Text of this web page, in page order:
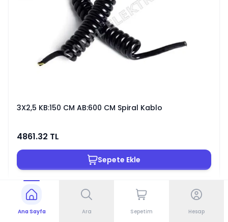
Ana Sayfa Ara Sepetim Hesap
3X2,5 KB:150 CM AB:600 CM Spiral Kablo
4861.32 TL
Sepete Ekle